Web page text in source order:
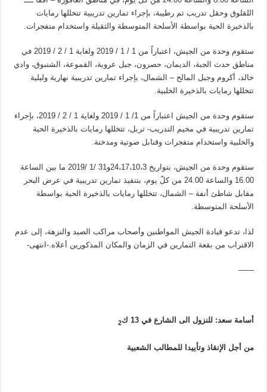
اللقلوق وحقل تدريب تم رطيبة، بإجراء تمارين تدريبية تتخللها رمايات
بالذخيرة الحية بواسطة الأسلحة المتوسطة والثقيلة واستخدام متفجرات.
ستقوم وحدة من الجيش، اعتباراً من 1 / 1 / 2019 ولغاية 1 / 2 / 2019 في
مناطق حدث الجبة، الديمان، حصرون، جبل عروبة، القموعة، الشنبوق، وادي
خالد، أكروم وجبل المالح – الشمال، بإجراء تمارين تدريبية نهارية وليلية
تتخللها رمايات بالذخيرة الخلبية.
ستقوم وحدة من الجيش اعتباراً من 1/ 1 / 2019 ولغاية 1 / 2 / 2019، بإجراء
تمارين تدريبية في مخيم التدريب- تربل، تتخللها رمايات بالذخيرة الحية
والخلبية واستخدام متفجرات وقنابل صوتية ومدخنة.
ستقوم وحدة من الجيش، بتواريخ 24،17،10،3و31 /1 /2019 ما بين الساعة
16.00 والساعة 24.00 من كلّ يوم، بتنفيذ تمارين تدريبية في عرض البحر
مقابل شاطئ أنفة – الشمال، تتخللها رمايات بالذخيرة الحية بواسطة
الأسلحة المتوسطة.
لذا، تدعو قيادة الجيش المواطنين وأصحاب مراكب الصيد والنزهة، إلى عدم
الاقتراب من بقعة التمارين في الزمان والمكان المذكورين أعلاه.-انتهى-
——
أسامة سعد: للنزول الى الشارع في 13 ك 2
من أجل الإنقاذ وتأييدا للمطالب الشعبية